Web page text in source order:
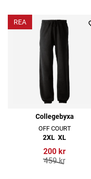
REA
Collegebyxa
OFF COURT
2XL XL
200 kr
459 kr